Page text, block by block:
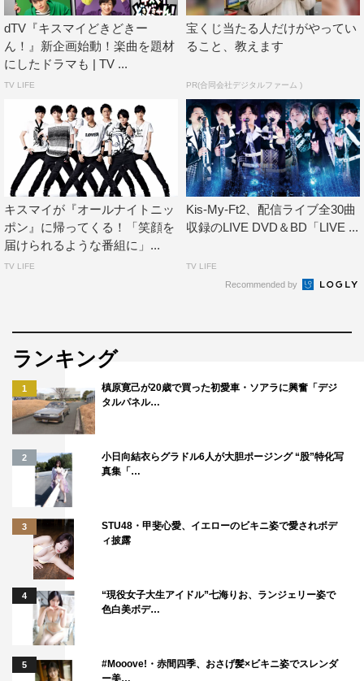
dTV『キスマイどきどきー
ん！』新企画始動！楽曲を題材
にしたドラマも | TV ...
TV LIFE
宝くじ当たる人だけがやってい
ること、教えます
PR(合同会社デジタルファーム )
キスマイが『オールナイトニッ
ポン』に帰ってくる！「笑顔を
届けられるような番組に」...
TV LIFE
Kis-My-Ft2、配信ライブ全30曲
収録のLIVE DVD＆BD「LIVE ...
TV LIFE
Recommended by
ランキング
1
槙原寛己が20歳で買った初愛車・ソアラに興奮「デジ
タルパネル…
2
小日向結衣らグラドル6人が大胆ポージング “股”特化写
真集「…
3
STU48・甲斐心愛、イエローのビキニ姿で愛されボデ
ィ披露
4
“現役女子大生アイドル”七海りお、ランジェリー姿で
色白美ボデ…
5
#Mooove!・赤間四季、おさげ髪×ビキニ姿でスレンダ
ー美…